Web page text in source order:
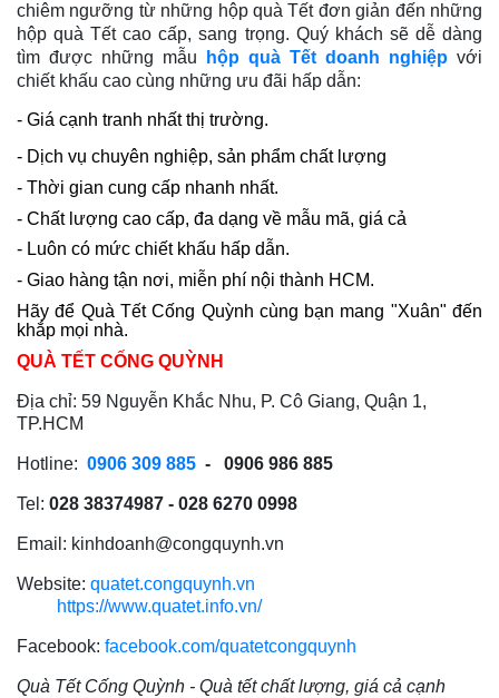
chiêm ngưỡng từ những hộp quà Tết đơn giản đến những
hộp quà Tết cao cấp, sang trọng. Quý khách sẽ dễ dàng
tìm được những mẫu
hộp quà Tết doanh nghiệp với
chiết khấu cao cùng những ưu đãi hấp dẫn:
- Giá cạnh tranh nhất thị trường.
- Dịch vụ chuyên nghiệp, sản phẩm chất lượng
- Thời gian cung cấp nhanh nhất.
- Chất lượng cao cấp, đa dạng về mẫu mã, giá cả
- Luôn có mức chiết khấu hấp dẫn.
- Giao hàng tận nơi, miễn phí nội thành HCM.
Hãy để Quà Tết Cống Quỳnh cùng bạn mang "Xuân" đến
khắp mọi nhà.
QUÀ TẾT CỐNG QUỲNH
Địa chỉ: 59 Nguyễn Khắc Nhu, P. Cô Giang, Quận 1,
TP.HCM
Hotline: 0906 309 885 - 0906 986 885
Tel: 028 38374987 - 028 6270 0998
Email: kinhdoanh@congquynh.vn
Website: quatet.congquynh.vn
https://www.quatet.info.vn/
Facebook: facebook.com/quatetcongquynh
Quà Tết Cống Quỳnh - Quà tết chất lượng, giá cả cạnh